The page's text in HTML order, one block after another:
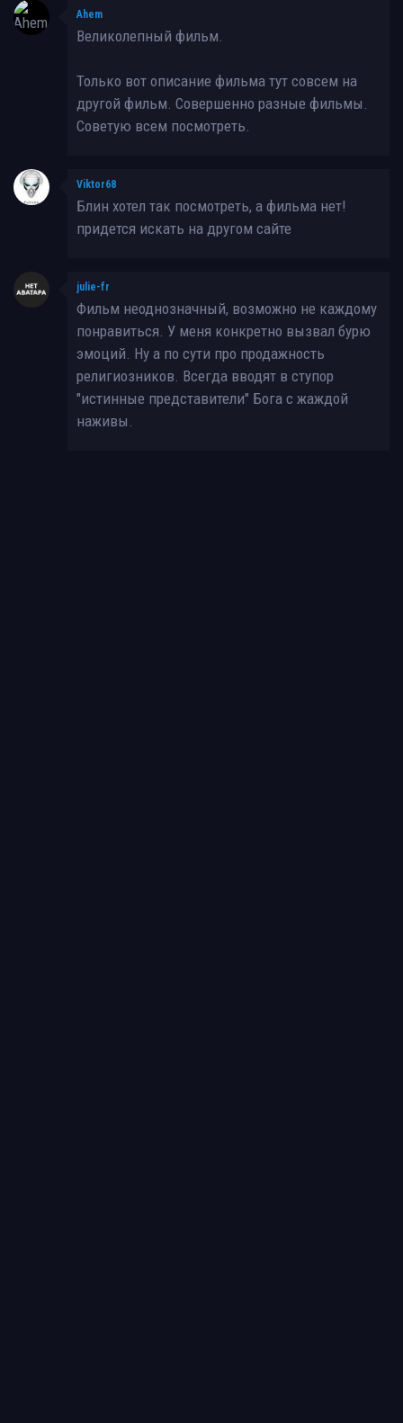
Ahem
Великолепный фильм.
Только вот описание фильма тут совсем на
другой фильм. Совершенно разные фильмы.
Советую всем посмотреть.
Viktor68
Блин хотел так посмотреть, а фильма нет!
придется искать на другом сайте
julie-fr
Фильм неоднозначный, возможно не каждому
понравиться. У меня конкретно вызвал бурю
эмоций. Ну а по сути про продажность
религиозников. Всегда вводят в ступор
"истинные представители" Бога с жаждой
наживы.